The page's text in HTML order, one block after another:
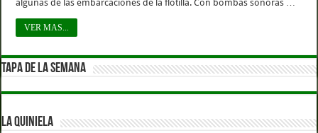
algunas de las embarcaciones de la flotilla. Con bombas sonoras …
VER MAS...
TAPA DE LA SEMANA
LA QUINIELA